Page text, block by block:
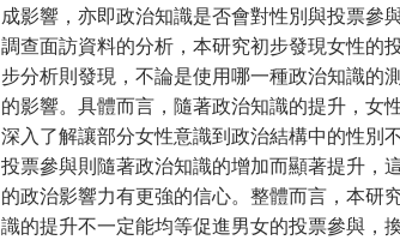
成影響，亦即政治知識是否會對性別與投票參
調查面訪資料的分析，本研究初步發現女性的
步分析則發現，不論是使用哪一種政治知識的
的影響。具體而言，隨著政治知識的提升，女
深入了解讓部分女性意識到政治結構中的性別
投票參與則隨著政治知識的增加而顯著提升，
的政治影響力有更強的信心。整體而言，本研
識的提升不一定能均等促進男女的投票參與，